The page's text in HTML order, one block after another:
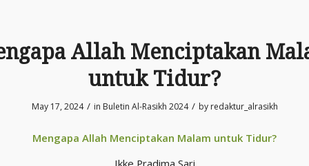
Allah Menciptakan
untuk Tidur?
May 17, 2024 / in Buletin Al-Rasikh 2024 / by redaktur_alrasikh
Mengapa Allah Menciptakan Malam untuk Tidur?